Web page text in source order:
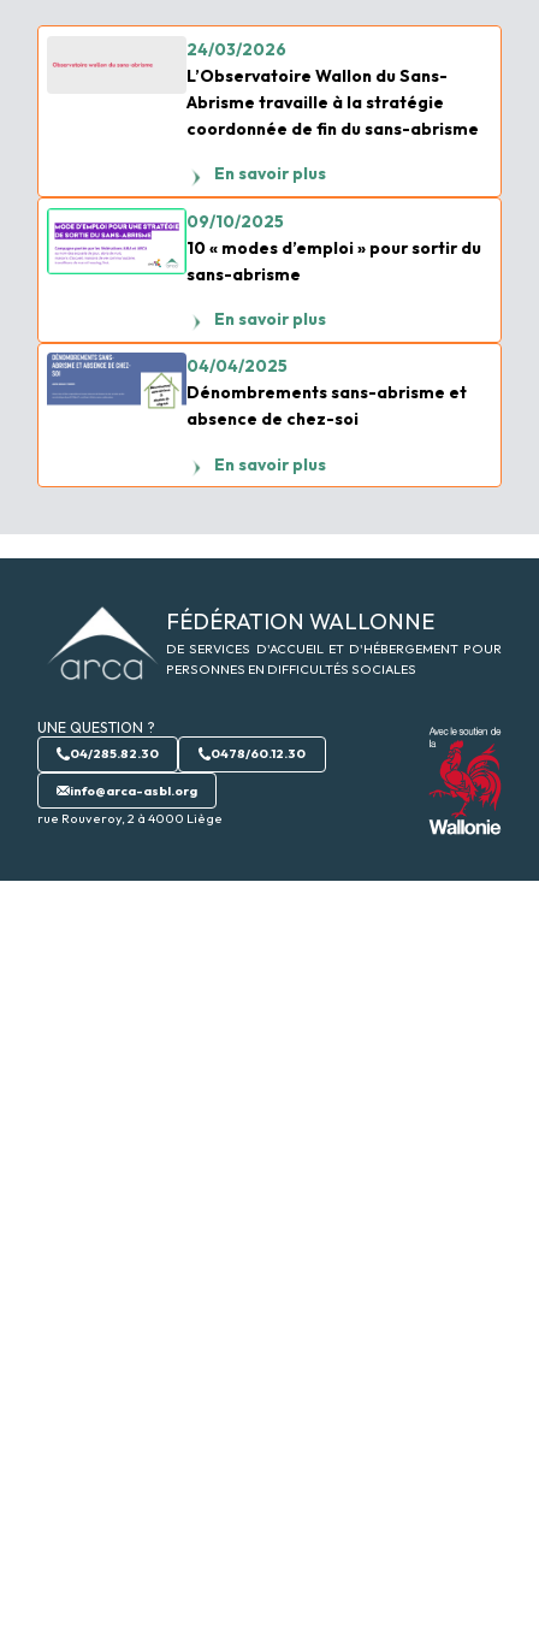
24/03/2026
L’Observatoire Wallon du Sans-
Abrisme travaille à la stratégie
coordonnée de fin du sans-abrisme
En savoir plus
09/10/2025
10 « modes d’emploi » pour sortir du
sans-abrisme
En savoir plus
04/04/2025
Dénombrements sans-abrisme et
absence de chez-soi
En savoir plus
Logo Arca-asbl
FÉDÉRATION WALLONNE
DE SERVICES D'ACCUEIL ET D'HÉBERGEMENT POUR
PERSONNES EN DIFFICULTÉS SOCIALES
UNE QUESTION ?
04/285.82.30 0478/60.12.30
info@arca-asbl.org
rue Rouveroy, 2 à 4000 Liège